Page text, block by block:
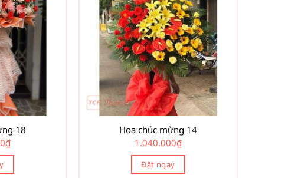
18
₫
Hoa chúc mừng 14
1.040.000₫
Đặt ngay